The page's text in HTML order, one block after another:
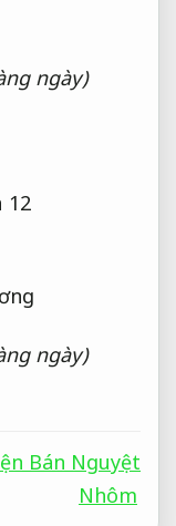
ngày)
12
ngày)
Bán Nguyệt
Nhôm